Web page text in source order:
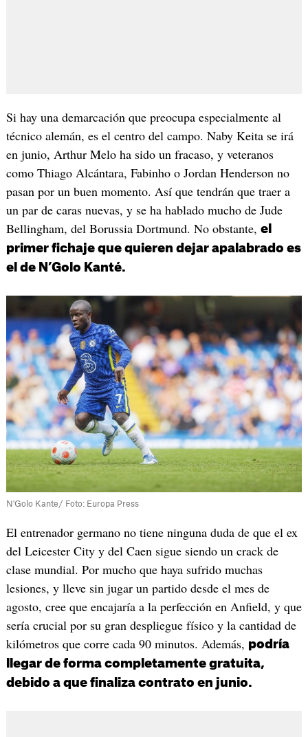
Si hay una demarcación que preocupa especialmente al
técnico alemán, es el centro del campo. Naby Keita se irá
en junio, Arthur Melo ha sido un fracaso, y veteranos
como Thiago Alcántara, Fabinho o Jordan Henderson no
pasan por un buen momento. Así que tendrán que traer a
un par de caras nuevas, y se ha hablado mucho de Jude
Bellingham, del Borussia Dortmund. No obstante, el
primer fichaje que quieren dejar apalabrado es
el de N’Golo Kanté.
N'Golo Kante/ Foto: Europa Press
El entrenador germano no tiene ninguna duda de que el ex
del Leicester City y del Caen sigue siendo un crack de
clase mundial. Por mucho que haya sufrido muchas
lesiones, y lleve sin jugar un partido desde el mes de
agosto, cree que encajaría a la perfección en Anfield, y que
sería crucial por su gran despliegue físico y la cantidad de
kilómetros que corre cada 90 minutos. Además, podría
llegar de forma completamente gratuita,
debido a que finaliza contrato en junio.